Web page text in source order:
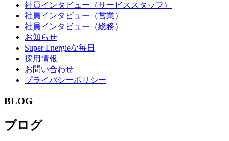
社員インタビュー（サービススタッフ）
社員インタビュー（営業）
社員インタビュー（総務）
お知らせ
Super Energieな毎日
採用情報
お問い合わせ
プライバシーポリシー
BLOG
ブログ